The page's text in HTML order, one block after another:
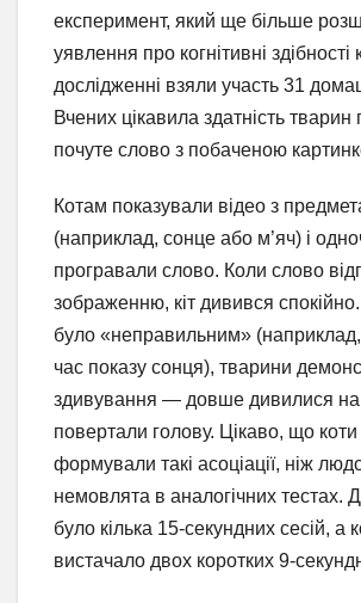
експеримент, який ще більше
уявлення про когнітивні здібності
дослідженні взяли участь 31
Вчених цікавила здатність тварин
почуте слово з побаченою
Котам показували відео з
(наприклад, сонце або м’яч) і
програвали слово. Коли слово
зображенню, кіт дивився
було «неправильним» (наприклад,
час показу сонця), тварини
здивування — довше дивилися на
повертали голову. Цікаво, що
формували такі асоціації, ніж
немовлята в аналогічних тестах.
було кілька 15-секундних сесій, а
вистачало двох коротких 9-